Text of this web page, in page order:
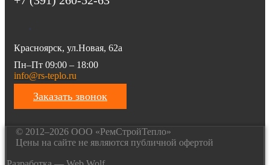
Красноярск, ул.Новая, 62а
Пн–Пт 09:00 – 18:00
info@rs-teplo.ru
Заказать звонок
© 2012–2026 ООО «РемСтройТепло»
Цены на сайте не являются публичной офертой